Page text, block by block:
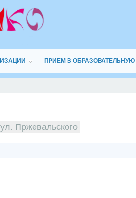
ПРИЕМ В
Пржевальского